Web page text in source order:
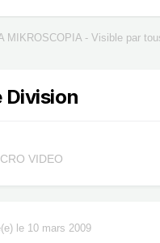
MIKROSCOPIA - Visible par
Division
VIDEO
le 10 mars 2009